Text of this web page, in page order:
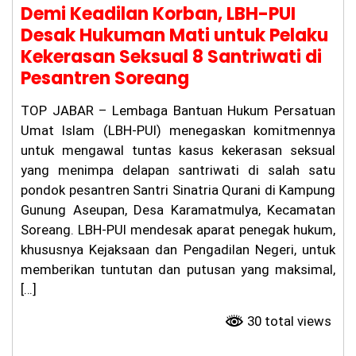
Demi Keadilan Korban, LBH-PUI
Desak Hukuman Mati untuk Pelaku
Kekerasan Seksual 8 Santriwati di
Pesantren Soreang
​TOP JABAR – Lembaga Bantuan Hukum Persatuan
Umat Islam (LBH-PUI) menegaskan komitmennya
untuk mengawal tuntas kasus kekerasan seksual
yang menimpa delapan santriwati di salah satu
pondok pesantren Santri Sinatria Qurani di Kampung
Gunung Aseupan, Desa Karamatmulya, Kecamatan
Soreang. LBH-PUI mendesak aparat penegak hukum,
khususnya Kejaksaan dan Pengadilan Negeri, untuk
memberikan tuntutan dan putusan yang maksimal,
[…]
30 total views